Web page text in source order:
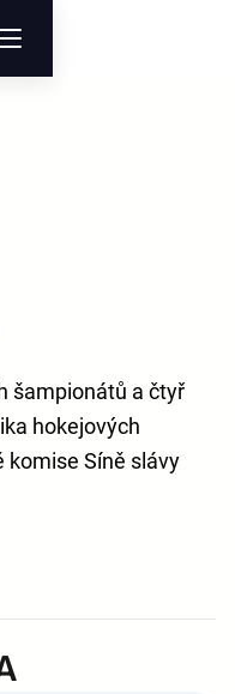
šampionátů a čtyř
hokejových
komise Síně slávy